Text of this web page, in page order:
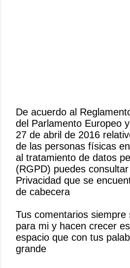
P
u
b
l
i
c
a
u
n
c
o
De acuerdo al
del Parlamento Europeo
27 de abril de 2016
de las personas físicas
al tratamiento de datos
(RGPD) puedes
Privacidad que se
de cabecera
Tus comentarios
para mi y hacen crecer
espacio que con tus
grande